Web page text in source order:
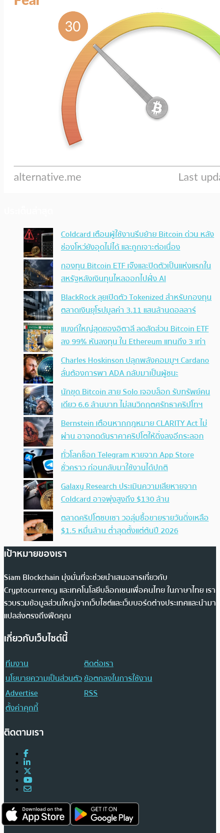
Coldcard เตือนผู้ใช้งานรีบย้าย Bitcoin ด่วน หลัง
ช่องโหว่ยังอุดไม่ได้ และถูกเจาะต่อเนื่อง
กองทุน Bitcoin ETF เจ๊งและปิดตัวเป็นแห่งแรกใน
สหรัฐหลังเงินทุนไหลออกไปฝั่ง AI
BlackRock ลุยเปิดตัว Tokenized สำหรับกองทุน
ตลาดเงินยุโรปมูลค่า 3.11 แสนล้านดอลลาร์
แบงก์ใหญ่สุดของอิตาลี ลดสัดส่วน Bitcoin ETF
ลง 99% หันลงทุน ใน Ethereum แทนถึง 3 เท่า
Charles Hoskinson ปลุกพลังคอมมูฯ Cardano
ลั่นต้องการพา ADA กลับมาเป็นผู้ชนะ
นักขุด Bitcoin สาย Solo เจอบล็อก รับทรัพย์คน
เดียว 6.6 ล้านบาท ไม่สนวิกฤตศรัทธาคริปโทฯ
Bernstein เตือนหากกฎหมาย CLARITY Act ไม่
ผ่าน อาจกดดันราคาคริปโตให้ดิ่งลงอีกระลอก
ทั่วโลกช็อก Telegram หายจาก App Store
ชั่วคราว ก่อนกลับมาใช้งานได้ปกติ
Galaxy Research ประเมินความเสียหายจาก
Coldcard อาจพุ่งสูงถึง $130 ล้าน
ตลาดคริปโตซบเซา วอลุ่มซื้อขายรายวันดิ่งเหลือ
$1.5 หมื่นล้าน ต่ำสุดตั้งแต่ต้นปี 2026
เป้าหมายของเรา
Siam Blockchain มุ่งมั่นที่จะช่วยนำเสนอสารเกี่ยวกับ
Cryptocurrency และเทคโนโลยีบล็อกเชนเพื่อคนไทย ในภาษาไทย เรา
รวบรวมข้อมูลส่วนใหญ่จากเว็บไซต์และเว็บบอร์ดต่างประเทศและนำมา
แปลส่งตรงถึงฟีดคุณ
เกี่ยวกับเว็บไซต์นี้
ทีมงาน
ติดต่อเรา
นโยบายความเป็นส่วนตัวข้อตกลงในการใช้งาน
Advertise
RSS
ตั้งค่าคุกกี้
ติดตามเรา